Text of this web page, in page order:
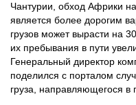
Чантурии, обход Африки
является более дорогим
грузов может вырасти на
их пребывания в пути
Генеральный директор
поделился с порталом
груза, направляющегося в